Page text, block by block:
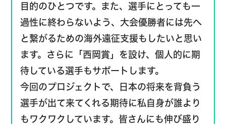
目的のひとつです。また、選手にとっても一
過性に終わらないよう、大会優勝者には先へ
と繋がるための海外遠征支援もしたいと思い
ます。さらに「西岡賞」を設け、個人的に期
待している選手もサポートします。
今回のプロジェクトで、日本の将来を背負う
選手が出て来てくれる期待に私自身が誰より
もワクワクしています。皆さんにも伸び盛り